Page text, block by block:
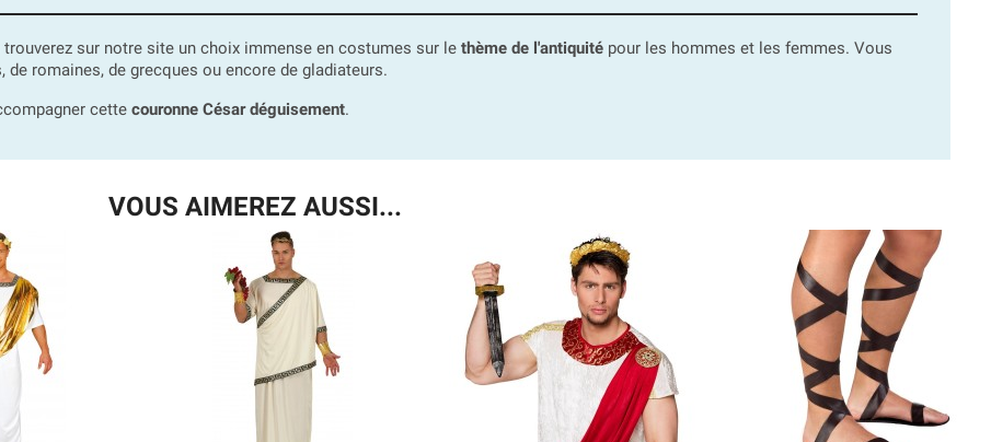
sur notre site un choix immense en costumes sur le thème de l'antiquité pour les hommes et les femmes. Vous
de romaines, de grecques ou encore de gladiateurs.
cette couronne César déguisement.
VOUS AIMEREZ AUSSI...